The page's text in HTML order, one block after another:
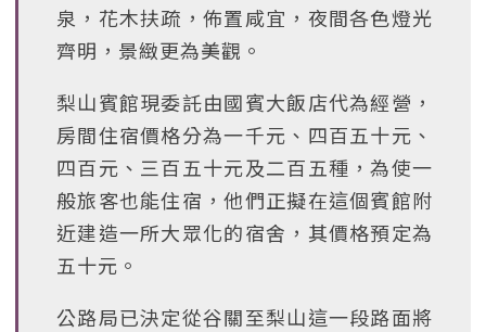
泉，花木扶疏，佈置咸宜，夜間各色燈光
齊明，景緻更為美觀。
梨山賓館現委託由國賓大飯店代為經營，
房間住宿價格分為一千元、四百五十元、
四百元、三百五十元及二百五種，為使一
般旅客也能住宿，他們正擬在這個賓館附
近建造一所大眾化的宿舍，其價格預定為
五十元。
公路局已決定從谷關至梨山這一段路面將